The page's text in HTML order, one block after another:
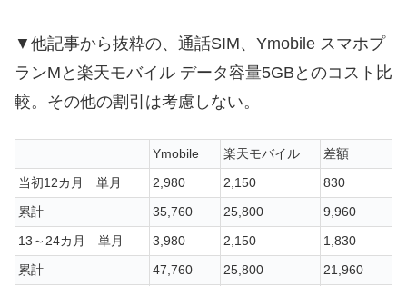
▼他記事から抜粋の、通話SIM、Ymobile スマホプ
ランMと楽天モバイル データ容量5GBとのコスト比
較。その他の割引は考慮しない。
Ymobile 楽天モバイル
差額
当初12カ月 単月
2,980 2,150
830
累計
35,760 25,800
9,960
13～24カ月 単月
3,980 2,150
1,830
累計
47,760 25,800
21,960